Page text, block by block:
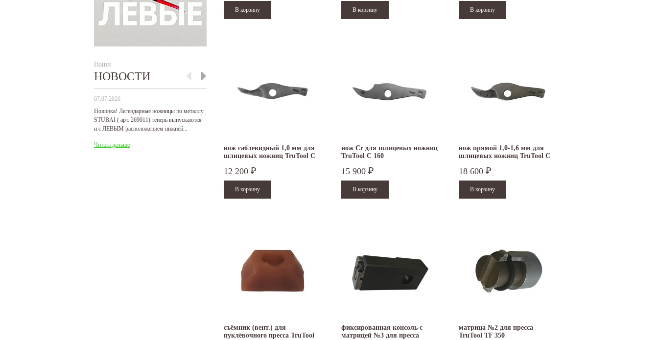
Наши
НОВОСТИ
07.07.2026
Новинка! Легендарные ножницы по металлу
STUBAI ( арт. 269011) теперь выпускаются
и с ЛЕВЫМ расположением нижней...
Читать дальше Читать дальше Читать дальше
15.10.2024
нож саблевидный 1,0 мм для
шлицевых ножниц TruTool C
12 200 ₽
нож Cr для шлицевых ножниц
TruTool C 160
15 900 ₽
нож прямой 1,0-1,6 мм для
шлицевых ножниц TruTool C
18 600 ₽
съёмник (вент.) для
пуклёвочного пресса TruTool
фиксированная консоль с
матрицей №3 для пресса
матрица №2 для пресса
TruTool TF 350